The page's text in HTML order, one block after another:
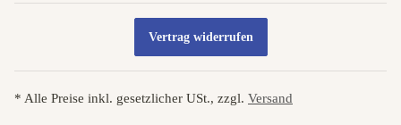
Vertrag widerrufen
* Alle Preise inkl. gesetzlicher USt., zzgl. Versand